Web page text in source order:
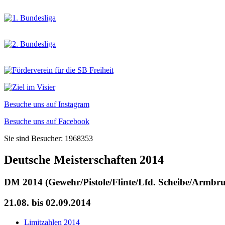
Besuche uns auf Instagram
Besuche uns auf Facebook
Sie sind Besucher: 1968353
Deutsche Meisterschaften 2014
DM 2014 (Gewehr/Pistole/Flinte/Lfd. Scheibe/
21.08. bis 02.09.2014
Limitzahlen 2014